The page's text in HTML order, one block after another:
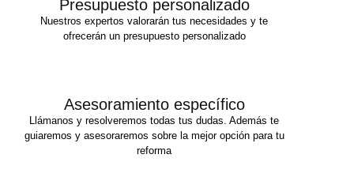
Presupuesto personalizado
Nuestros expertos valorarán tus necesidades y te
ofrecerán un presupuesto personalizado
Asesoramiento específico
Llámanos y resolveremos todas tus dudas. Además te
guiaremos y asesoraremos sobre la mejor opción para tu
reforma